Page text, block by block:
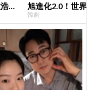
、
伴
旭進化2.0！世界
登場竟殺了「他」
韓劇